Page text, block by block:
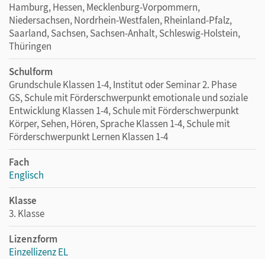
Hamburg, Hessen, Mecklenburg-Vorpommern,
Niedersachsen, Nordrhein-Westfalen, Rheinland-Pfalz,
Saarland, Sachsen, Sachsen-Anhalt, Schleswig-Holstein,
Thüringen
Schulform
Grundschule Klassen 1-4, Institut oder Seminar 2. Phase
GS, Schule mit Förderschwerpunkt emotionale und soziale
Entwicklung Klassen 1-4, Schule mit Förderschwerpunkt
Körper, Sehen, Hören, Sprache Klassen 1-4, Schule mit
Förderschwerpunkt Lernen Klassen 1-4
Fach
Englisch
Klasse
3. Klasse
Lizenzform
Einzellizenz EL